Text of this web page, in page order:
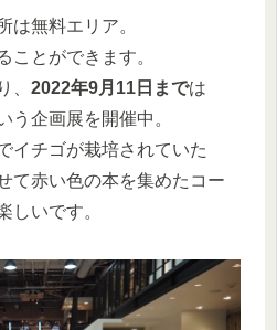
は無料エリア。
ことができます。
、 2022年9月11日までは
う企画展を開催中。
イチゴが栽培されていた
て赤い色の本を集めたコー
しいです。